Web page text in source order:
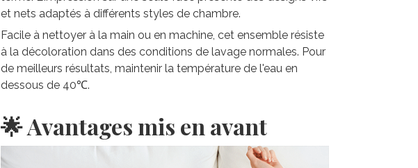
et nets adaptés à différents styles de chambre.
Facile à nettoyer à la main ou en machine, cet ensemble résiste
à la décoloration dans des conditions de lavage normales. Pour
de meilleurs résultats, maintenir la température de l'eau en
dessous de 40℃.
🌟 Avantages mis en avant